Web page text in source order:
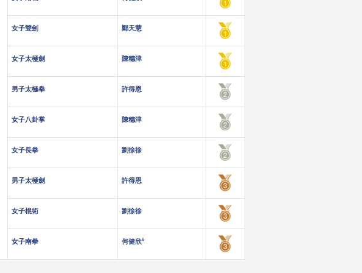
女子雙劍 鄭天慧
女子太極劍 陳穗津
男子太極拳 許得恩
女子八卦掌 陳穗津
女子長拳 劉徐徐
男子太極劍 許得恩
女子棍術 劉徐徐
女子南拳 何健欣#